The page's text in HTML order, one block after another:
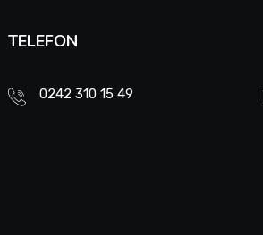
TELEFON
0242 310 15 49